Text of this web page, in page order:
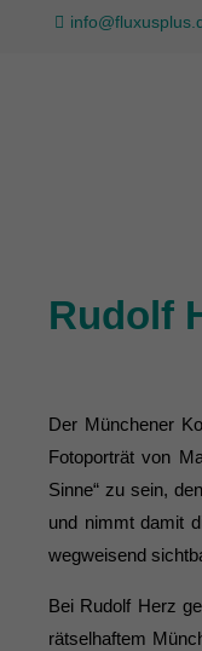
Rudolf
Der Münchener
Fotoporträt von
Sinne“ zu sein,
und nimmt damit
wegweisend
Bei Rudolf Herz
rätselhaftem